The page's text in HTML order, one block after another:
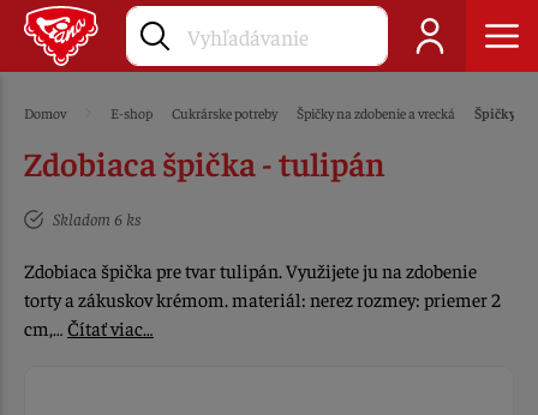
Domov E-shop Cukrárske potreby Špičky na zdobenie a vrecká Špičky
Zdobiaca špička - tulipán
Skladom 6 ks
Zdobiaca špička pre tvar tulipán. Využijete ju na zdobenie
torty a zákuskov krémom. materiál: nerez rozmey: priemer 2
cm,… Čítať viac…